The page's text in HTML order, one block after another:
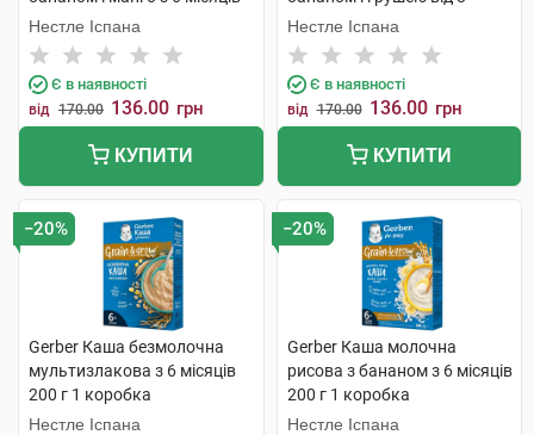
240 г 1 коробка
Нестле Іспана
Є в наявності
від 170.00 136.00 грн
КУПИТИ
місяців 240 г 1 коробка
Нестле Іспана
Є в наявності
від 170.00 136.00 грн
КУПИТИ
−20%
Gerber Каша безмолочна
мультизлакова з 6 місяців
200 г 1 коробка
Нестле Іспана
−20%
Gerber Каша молочна
рисова з бананом з 6 місяців
200 г 1 коробка
Нестле Іспана